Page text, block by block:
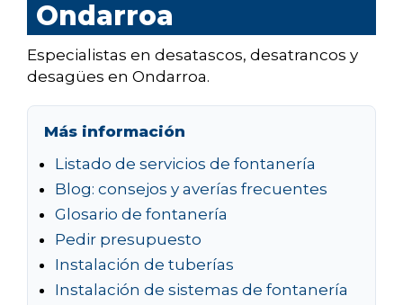
Ondarroa
Especialistas en desatascos, desatrancos y
desagües en Ondarroa.
Más información
Listado de servicios de fontanería
Blog: consejos y averías frecuentes
Glosario de fontanería
Pedir presupuesto
Instalación de tuberías
Instalación de sistemas de fontanería